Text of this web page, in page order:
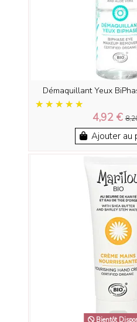
Démaquillant Yeux
4,92 €
Ajouter au
Bientôt